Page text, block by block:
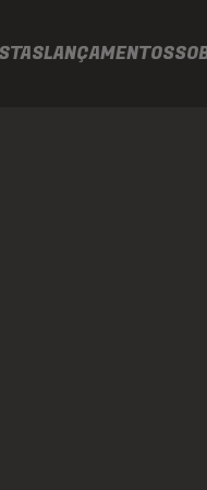
LANÇAMENTOS